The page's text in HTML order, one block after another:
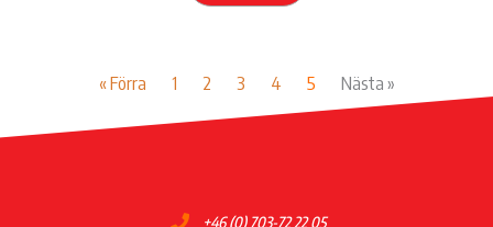
« Förra 1 2 3 4 5 Nästa »
+46 (0) 703-72 22 05